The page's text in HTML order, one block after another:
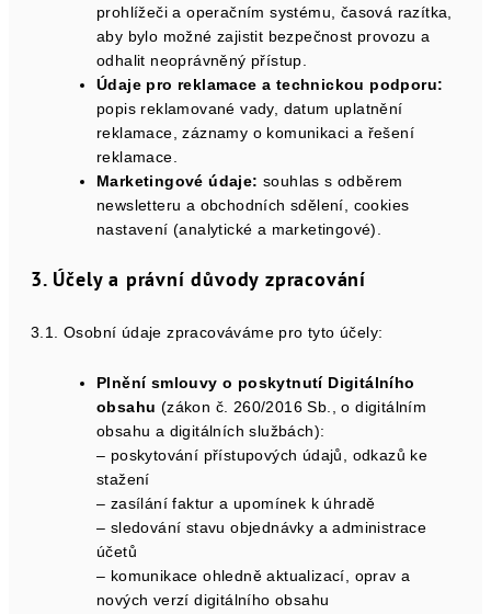
prohlížeči a operačním systému, časová razítka,
aby bylo možné zajistit bezpečnost provozu a
odhalit neoprávněný přístup.
Údaje pro reklamace a technickou podporu:
popis reklamované vady, datum uplatnění
reklamace, záznamy o komunikaci a řešení
reklamace.
Marketingové údaje: souhlas s odběrem
newsletteru a obchodních sdělení, cookies
nastavení (analytické a marketingové).
3. Účely a právní důvody zpracování
3.1. Osobní údaje zpracováváme pro tyto účely:
Plnění smlouvy o poskytnutí Digitálního
obsahu (zákon č. 260/2016 Sb., o digitálním
obsahu a digitálních službách):
– poskytování přístupových údajů, odkazů ke
stažení
– zasílání faktur a upomínek k úhradě
– sledování stavu objednávky a administrace
účetů
– komunikace ohledně aktualizací, oprav a
nových verzí digitálního obsahu